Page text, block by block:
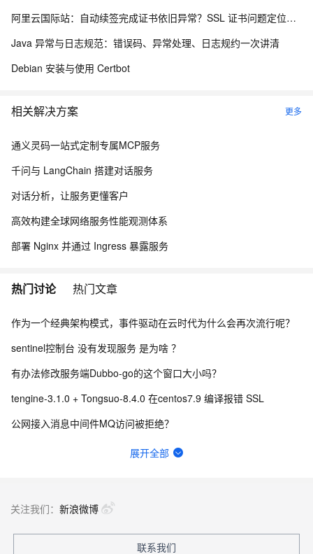
阿里云国际站：自动续签完成证书依旧异常？SSL 证书问题定位与处理
Java 异常与日志规范：错误码、异常处理、日志规约一次讲清
Debian 安装与使用 Certbot
相关解决方案 更多
通义灵码一站式定制专属MCP服务
千问与 LangChain 搭建对话服务
对话分析，让服务更懂客户
高效构建全球网络服务性能观测体系
部署 Nginx 并通过 Ingress 暴露服务
热门讨论 热门文章
作为一个经典架构模式，事件驱动在云时代为什么会再次流行呢？
sentinel控制台 没有发现服务 是为啥 ？
有办法修改服务端Dubbo-go的这个窗口大小吗？
tengine-3.1.0 + Tongsuo-8.4.0 在centos7.9 编译报错 SSL
公网接入消息中间件MQ访问被拒绝？
Seata的JDK版本要求是什么？
wget https://chaosblade.oss-cn-hangzhou.aliyuncs.c
Seata 执行过程中报错Failed to get available servers怎么办？
展开全部
关注我们： 新浪微博
联系我们